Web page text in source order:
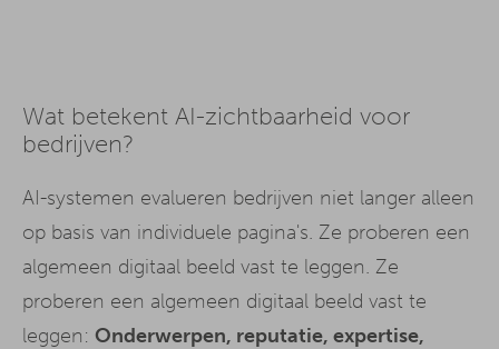
Wat betekent AI-zichtbaarheid voor
bedrijven?
AI-systemen evalueren bedrijven niet langer alleen
op basis van individuele pagina's. Ze proberen een
algemeen digitaal beeld vast te leggen. Ze
proberen een algemeen digitaal beeld vast te
leggen: Onderwerpen, reputatie, expertise,